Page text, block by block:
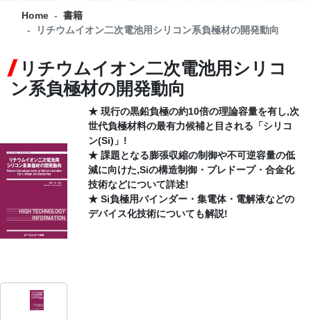
Q&A
CONTACT
Home
書籍
リチウムイオン二次電池用シリコン系負極材の開発動向
リチウムイオン二次電池用シリコ
ン系負極材の開発動向
★ 現行の黒鉛負極の約10倍の理論容量を有し,次
世代負極材料の最有力候補と目される「シリコ
ン(Si)」!
★ 課題となる膨張収縮の制御や不可逆容量の低
減に向けた,Siの構造制御・プレドープ・合金化
技術などについて詳述!
★ Si負極用バインダー・集電体・電解液などの
デバイス化技術についても解説!